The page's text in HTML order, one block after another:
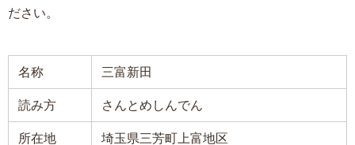
ださい。
名称 三富新田
読み方 さんとめしんでん
所在地 埼玉県三芳町上富地区